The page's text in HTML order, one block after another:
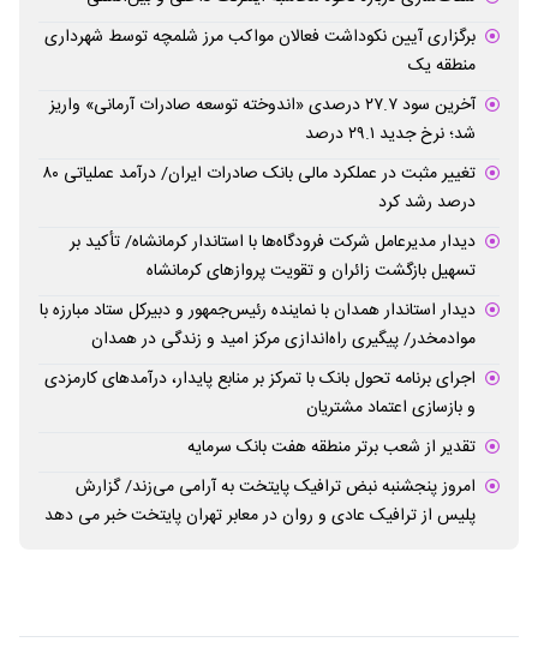
برگزاری آیین نکوداشت فعالان مواکب مرز شلمچه توسط شهرداری
منطقه یک
آخرین سود ۲۷.۷ درصدی «اندوخته توسعه صادرات آرمانی» واریز
شد؛ نرخ جدید ۲۹.۱ درصد
تغییر مثبت در عملکرد مالی بانک صادرات ایران/ درآمد عملیاتی ۸۰
درصد رشد کرد
دیدار مدیرعامل شرکت فرودگاه‌ها با استاندار کرمانشاه/ تأکید بر
تسهیل بازگشت زائران و تقویت پروازهای کرمانشاه
دیدار استاندار همدان با نماینده رئیس‌جمهور و دبیرکل ستاد مبارزه با
موادمخدر/ پیگیری راه‌اندازی مرکز امید و زندگی در همدان
اجرای برنامه تحول بانک با تمرکز بر منابع پایدار، درآمدهای کارمزدی
و بازسازی اعتماد مشتریان
تقدیر از شعب برتر منطقه هفت بانک سرمایه
امروز پنجشنبه نبض ترافیک پایتخت به آرامی می‌زند/ گزارش
پلیس از ترافیک عادی و روان در معابر تهران پایتخت خبر می دهد